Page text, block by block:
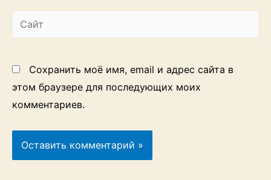
Сайт
Сохранить моё имя, email и адрес сайта в
этом браузере для последующих моих
комментариев.